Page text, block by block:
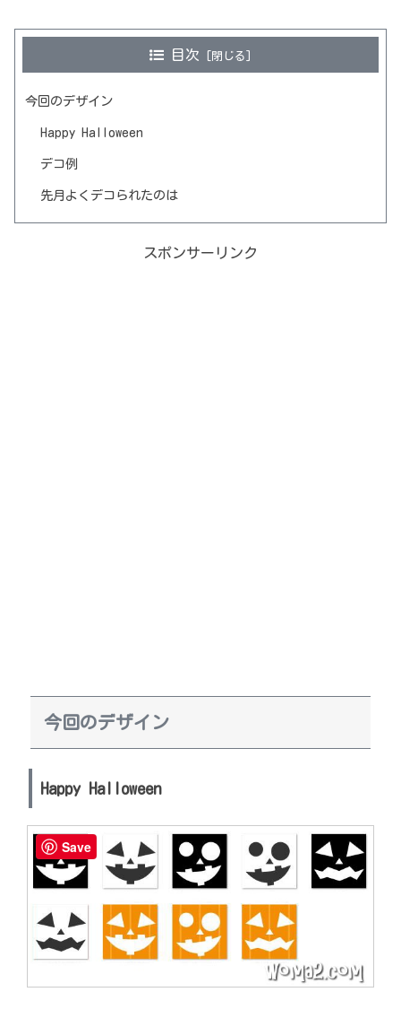
目次
今回のデザイン
Happy Halloween
デコ例
先月よくデコられたのは
スポンサーリンク
今回のデザイン
Happy Halloween
Save